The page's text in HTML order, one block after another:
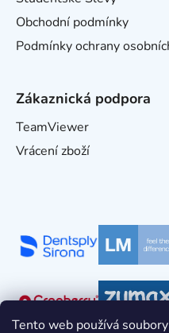
Tento web používá
Obchodní podmínky
Podmínky ochrany
Zákaznická podpora
TeamViewer
Vrácení zboží